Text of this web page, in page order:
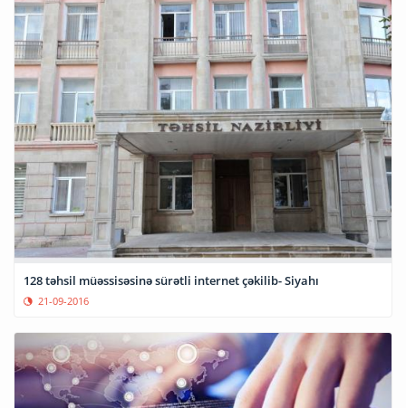
128 təhsil müəssisəsinə sürətli internet çəkilib- Siyahı
21-09-2016